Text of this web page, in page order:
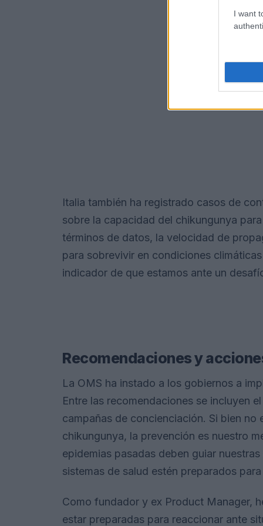
I want
Italia también ha registrado casos de
sobre la capacidad del chikungunya
términos de datos, la velocidad de
para sobrevivir en condiciones
indicador de que estamos ante un
Recomendaciones y
La OMS ha instado a los gobiernos a
Entre las recomendaciones se incluyen
campañas de concienciación. Si bien
chikungunya, la prevención es nuestro
epidemias pasadas deben guiar
sistemas de salud estén preparados
Como fundador y ex Product Manager,
estar preparadas para reaccionar ante